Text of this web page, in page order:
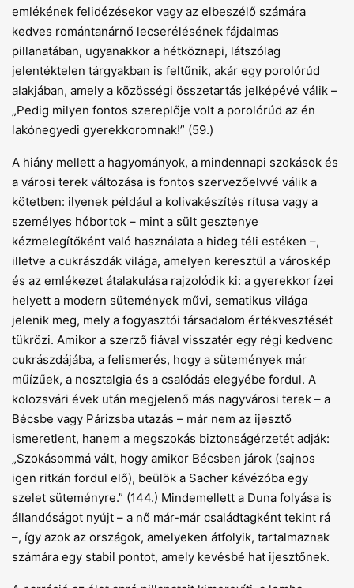
emlékének felidézésekor vagy az elbeszélő számára
kedves romántanárnő lecserélésének fájdalmas
pillanatában, ugyanakkor a hétköznapi, látszólag
jelentéktelen tárgyakban is feltűnik, akár egy porolórúd
alakjában, amely a közösségi összetartás jelképévé válik –
„Pedig milyen fontos szereplője volt a porolórúd az én
lakónegyedi gyerekkoromnak!” (59.)
A hiány mellett a hagyományok, a mindennapi szokások és
a városi terek változása is fontos szervezőelvvé válik a
kötetben: ilyenek például a kolivakészítés rítusa vagy a
személyes hóbortok – mint a sült gesztenye
kézmelegítőként való használata a hideg téli estéken –,
illetve a cukrászdák világa, amelyen keresztül a városkép
és az emlékezet átalakulása rajzolódik ki: a gyerekkor ízei
helyett a modern sütemények művi, sematikus világa
jelenik meg, mely a fogyasztói társadalom értékvesztését
tükrözi. Amikor a szerző fiával visszatér egy régi kedvenc
cukrászdájába, a felismerés, hogy a sütemények már
műízűek, a nosztalgia és a csalódás elegyébe fordul. A
kolozsvári évek után megjelenő más nagyvárosi terek – a
Bécsbe vagy Párizsba utazás – már nem az ijesztő
ismeretlent, hanem a megszokás biztonságérzetét adják:
„Szokásommá vált, hogy amikor Bécsben járok (sajnos
igen ritkán fordul elő), beülök a Sacher kávézóba egy
szelet süteményre.” (144.) Mindemellett a Duna folyása is
állandóságot nyújt – a nő már-már családtagként tekint rá
–, így azok az országok, amelyeken átfolyik, tartalmaznak
számára egy stabil pontot, amely kevésbé hat ijesztőnek.